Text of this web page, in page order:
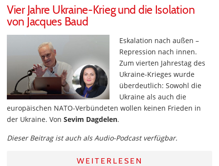
Vier Jahre Ukraine-Krieg und die Isolation
von Jacques Baud
Eskalation nach außen –
Repression nach innen.
Zum vierten Jahrestag des
Ukraine-Krieges wurde
überdeutlich: Sowohl die
Ukraine als auch die
europäischen NATO-Verbündeten wollen keinen Frieden in
der Ukraine. Von Sevim Dagdelen.
Dieser Beitrag ist auch als Audio-Podcast verfügbar.
WEITERLESEN